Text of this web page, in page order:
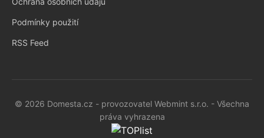
Podmínky použití
RSS Feed
© 2026 Domesta.cz - provozovatel Webmint s.r.o. - Všechna
práva vyhrazena